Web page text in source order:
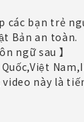
các bạn trẻ
Bản an toàn.
ngữ sau 】
này là